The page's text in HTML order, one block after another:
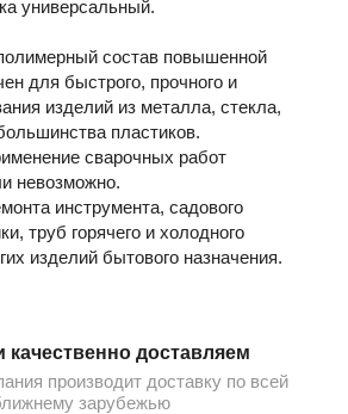
универсальный.
состав повышенной
для быстрого, прочного и
изделий из металла, стекла,
пластиков.
сварочных работ
невозможно.
инструмента, садового
труб горячего и холодного
изделий бытового назначения.
качественно доставляем
производит доставку по всей
зарубежью